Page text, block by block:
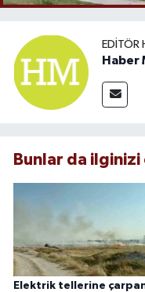
EDITÖR
Haber
Bunlar da
Elektrik tellerine